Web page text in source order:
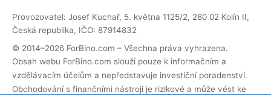
Provozovatel: Josef Kuchař, 5. května 1125/2, 280 02 Kolín II,
Česká republika, IČO: 87914832
© 2014–2026 ForBino.com – Všechna práva vyhrazena.
Obsah webu ForBino.com slouží pouze k informačním a
vzdělávacím účelům a nepředstavuje investiční poradenství.
Obchodování s finančními nástroji je rizikové a může vést ke